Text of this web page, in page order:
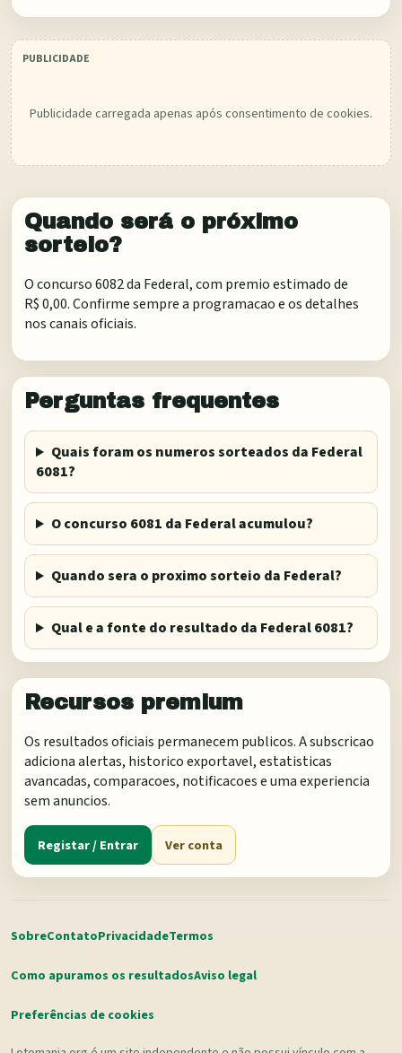
Publicidade carregada apenas após consentimento de cookies.
Quando será o próximo
sorteio?
O concurso 6082 da Federal, com premio estimado de
R$ 0,00. Confirme sempre a programacao e os detalhes
nos canais oficiais.
Perguntas frequentes
Quais foram os numeros sorteados da Federal
6081?
O concurso 6081 da Federal acumulou?
Quando sera o proximo sorteio da Federal?
Qual e a fonte do resultado da Federal 6081?
Recursos premium
Os resultados oficiais permanecem publicos. A subscricao
adiciona alertas, historico exportavel, estatisticas
avancadas, comparacoes, notificacoes e uma experiencia
sem anuncios.
Registar / Entrar Ver conta
SobreContatoPrivacidadeTermos
Como apuramos os resultadosAviso legal
Preferências de cookies